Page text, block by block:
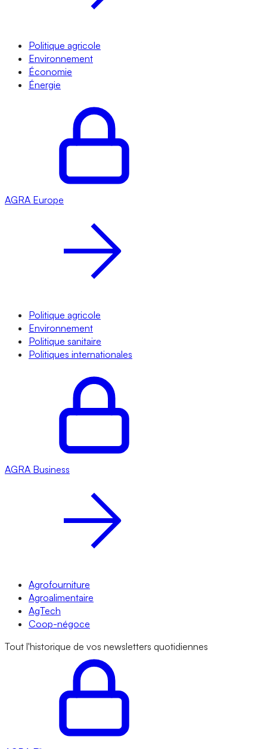
Politique agricole
Environnement
Économie
Énergie
AGRA Europe
Politique agricole
Environnement
Politique sanitaire
Politiques internationales
AGRA Business
Agrofourniture
Agroalimentaire
AgTech
Coop-négoce
Tout l'historique de vos newsletters quotidiennes